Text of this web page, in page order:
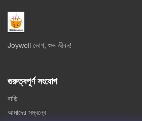
Joywell ভোগ, শুভ জীবন!
গুরুত্বপূর্ণ সংযোগ
বাড়ি
আমাদের সম্বন্ধে